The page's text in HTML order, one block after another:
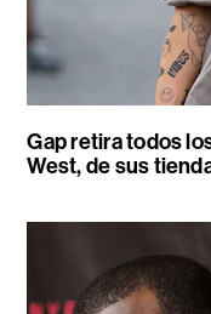
Gap retira todos
West, de sus